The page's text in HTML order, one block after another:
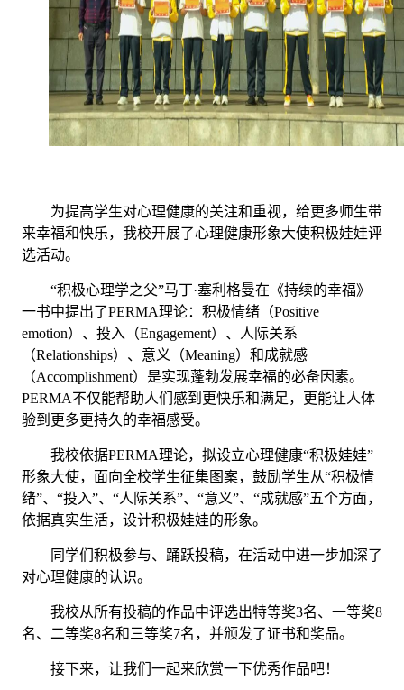
为提高学生对心理健康的关注和重视，给更多师生带
来幸福和快乐，我校开展了心理健康形象大使积极娃娃评
选活动。
“积极心理学之父”马丁·塞利格曼在《持续的幸福》
一书中提出了PERMA理论：积极情绪（Positive
emotion）、投入（Engagement）、人际关系
（Relationships）、意义（Meaning）和成就感
（Accomplishment）是实现蓬勃发展幸福的必备因素。
PERMA不仅能帮助人们感到更快乐和满足，更能让人体
验到更多更持久的幸福感受。
我校依据PERMA理论，拟设立心理健康“积极娃娃”
形象大使，面向全校学生征集图案，鼓励学生从“积极情
绪”、“投入”、“人际关系”、“意义”、“成就感”五个方面，
依据真实生活，设计积极娃娃的形象。
同学们积极参与、踊跃投稿，在活动中进一步加深了
对心理健康的认识。
我校从所有投稿的作品中评选出特等奖3名、一等奖8
名、二等奖8名和三等奖7名，并颁发了证书和奖品。
接下来，让我们一起来欣赏一下优秀作品吧！